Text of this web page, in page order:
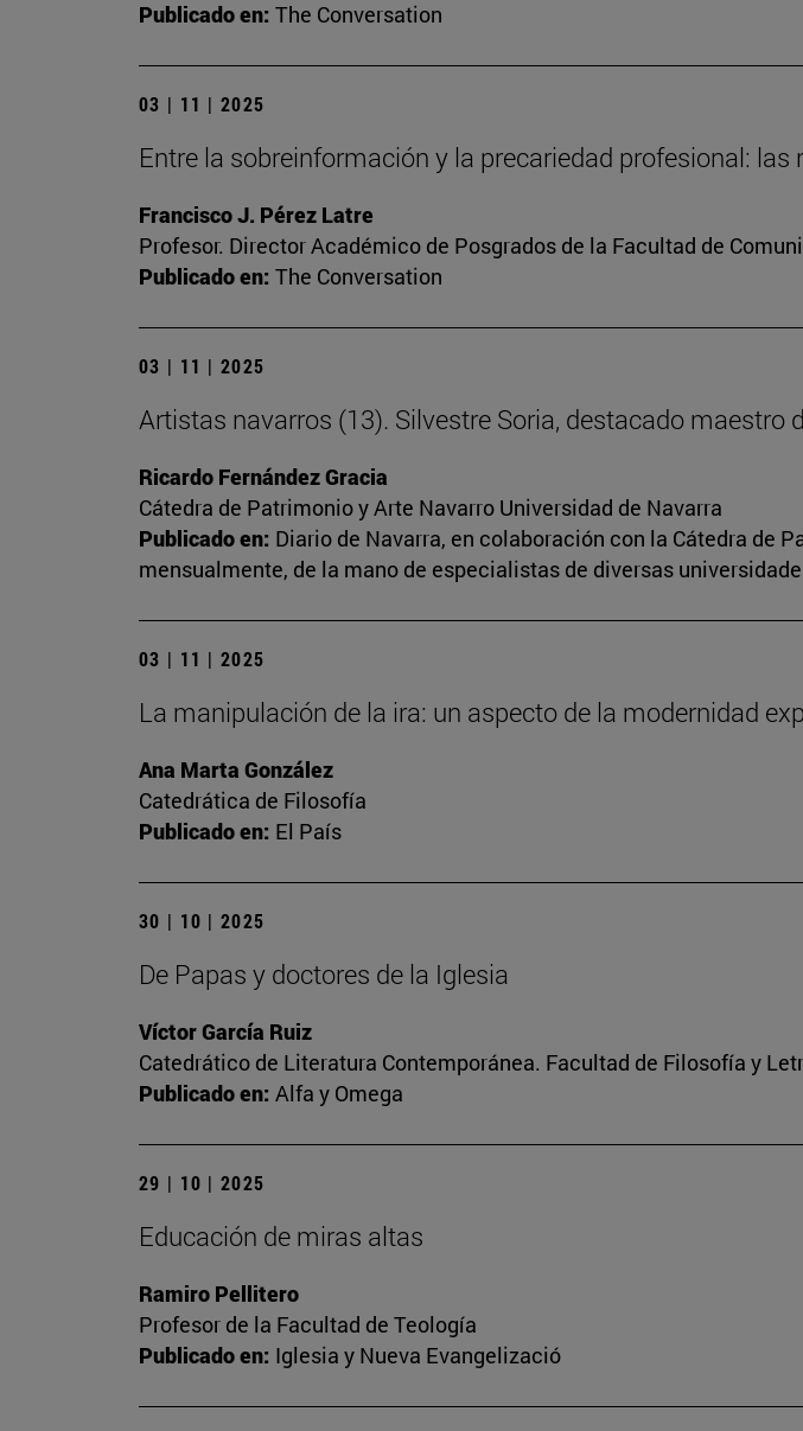
Publicado en: The Conversation
03 | 11 | 2025
Entre la sobreinformación y la precariedad profesional:
Francisco J. Pérez Latre
Profesor. Director Académico de Posgrados de la Facultad de
Publicado en: The Conversation
03 | 11 | 2025
Artistas navarros (13). Silvestre Soria, destacado maestro
Ricardo Fernández Gracia
Cátedra de Patrimonio y Arte Navarro Universidad de Navarra
Publicado en: Diario de Navarra, en colaboración con la Cátedra de
mensualmente, de la mano de especialistas de diversas
03 | 11 | 2025
La manipulación de la ira: un aspecto de la modernidad
Ana Marta González
Catedrática de Filosofía
Publicado en: El País
30 | 10 | 2025
De Papas y doctores de la Iglesia
Víctor García Ruiz
Catedrático de Literatura Contemporánea. Facultad de Filosofía y
Publicado en: Alfa y Omega
29 | 10 | 2025
Educación de miras altas
Ramiro Pellitero
Profesor de la Facultad de Teología
Publicado en: Iglesia y Nueva Evangelizació